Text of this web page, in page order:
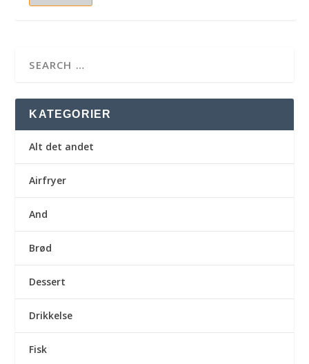
KATEGORIER
Alt det andet
Airfryer
And
Brød
Dessert
Drikkelse
Fisk